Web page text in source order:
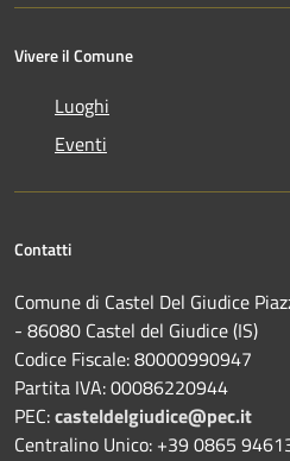
Vivere il Comune
Luoghi
Eventi
Contatti
Comune di Castel Del Giudice
- 86080 Castel del Giudice (IS)
Codice Fiscale: 80000990947
Partita IVA: 00086220944
PEC:casteldelgiudice@pec.it
Centralino Unico: +39 0865